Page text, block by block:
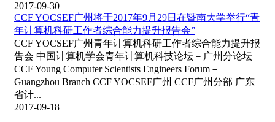
2017-09-30
CCF YOCSEF广州将于2017年9月29日在暨南大学举行“青
年计算机科研工作者综合能力提升报告会”
CCF YOCSEF广州青年计算机科研工作者综合能力提升报
告会 中国计算机学会青年计算机科技论坛－广州分论坛
CCF Young Computer Scientists Engineers Forum－
Guangzhou Branch CCF YOCSEF广州 CCF广州分部 广东
省计...
2017-09-18